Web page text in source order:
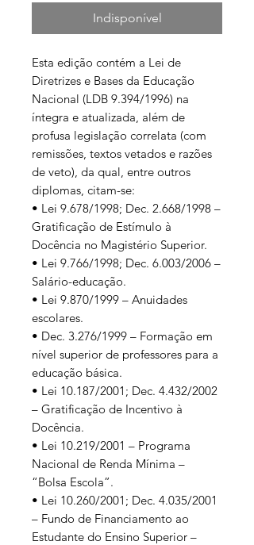
Indisponível
Esta edição contém a Lei de
Diretrizes e Bases da Educação
Nacional (LDB 9.394/1996) na
íntegra e atualizada, além de
profusa legislação correlata (com
remissões, textos vetados e razões
de veto), da qual, entre outros
diplomas, citam-se:
• Lei 9.678/1998; Dec. 2.668/1998 –
Gratificação de Estímulo à
Docência no Magistério Superior.
• Lei 9.766/1998; Dec. 6.003/2006 –
Salário-educação.
• Lei 9.870/1999 – Anuidades
escolares.
• Dec. 3.276/1999 – Formação em
nível superior de professores para a
educação básica.
• Lei 10.187/2001; Dec. 4.432/2002
– Gratificação de Incentivo à
Docência.
• Lei 10.219/2001 – Programa
Nacional de Renda Mínima –
“Bolsa Escola”.
• Lei 10.260/2001; Dec. 4.035/2001
– Fundo de Financiamento ao
Estudante do Ensino Superior –